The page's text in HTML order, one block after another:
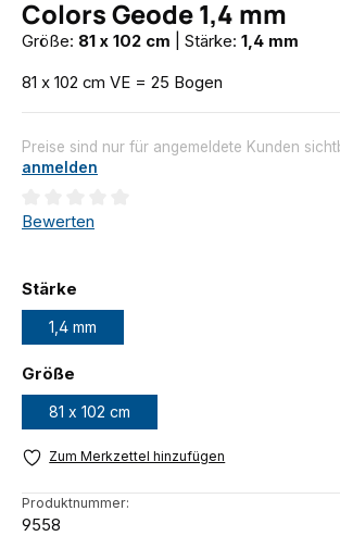
Colors Geode 1,4 mm
Größe: 81 x 102 cm Stärke: 1,4 mm
81 x 102 cm VE = 25 Bogen
Preise sind nur für angemeldete Kunden
anmelden
Durchschnittliche Bewertung von 0 von 5
Bewerten
Stärke
1,4 mm
Größe
81 x 102 cm
Zum Merkzettel hinzufügen
Produktnummer:
9558